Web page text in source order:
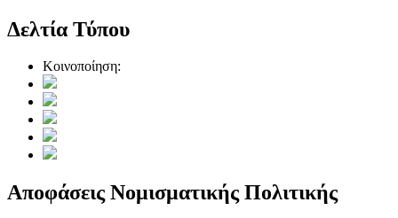
Δελτία Τύπου
Κοινοποίηση:
Aποφάσεις Νομισματικής Πολιτικής